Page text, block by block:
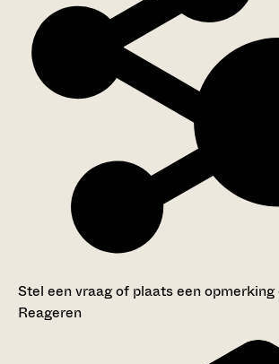
Stel een vraag of plaats een
Reageren